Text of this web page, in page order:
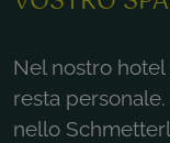
Nel nostro hotel
resta
nello